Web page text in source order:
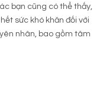
bạn cũng có thể thấy,
sức khó khăn đối với
nhân, bao gồm tâm